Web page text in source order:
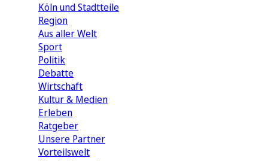
Köln und Stadtteile
Region
Aus aller Welt
Sport
Politik
Debatte
Wirtschaft
Kultur & Medien
Erleben
Ratgeber
Unsere Partner
Vorteilswelt